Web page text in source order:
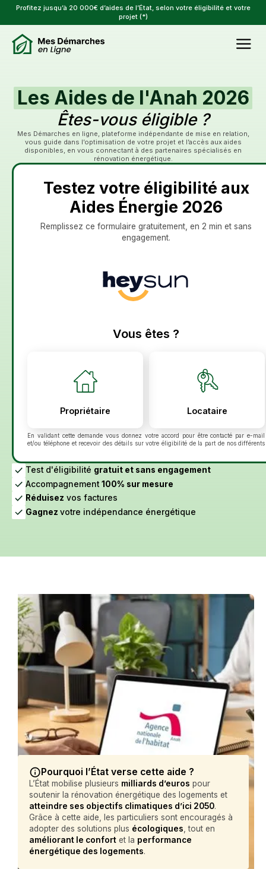
Profitez jusqu’à 20 000€ d’aides de l’État, selon votre éligibilité et votre
projet (*)
Les Aides de l'Anah 2026
Êtes-vous éligible ?
Mes Démarches en ligne, plateforme indépendante de mise en relation,
vous guide dans l’optimisation de votre projet et l’accès aux aides
disponibles, en vous connectant à des partenaires spécialisés en
rénovation énergétique.
Testez votre éligibilité aux
Aides Énergie 2026
Remplissez ce formulaire gratuitement, en 2 min et sans
engagement.
En validant cette demande vous donnez votre accord pour être contacté par e-mail
et/ou téléphone et recevoir des détails sur votre éligibilité de la part de nos différents
démarchage téléphonique bloctel.gouv.fr. Pour en savoir plus sur la gestion de vos
données personnelles et exercer vos droits, consultez :Politique de confidentialité
Voir plus
Test d'éligibilité gratuit et sans engagement
Accompagnement100% sur mesure
Réduisez vos factures
Gagnezvotre indépendance énergétique
Pourquoi l’État verse cette aide ?
L’État mobilise plusieurs milliards d’euros pour
soutenir la rénovation énergétique des logements et
atteindre ses objectifs climatiques d’ici 2050.
Grâce à cette aide, les particuliers sont encouragés à
adopter des solutions plus écologiques , tout en
améliorant le confort et la performance
énergétique des logements.